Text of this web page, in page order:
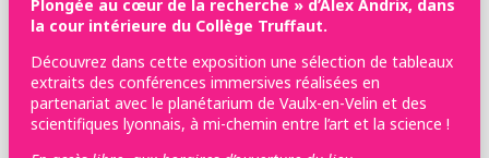
Plongée au cœur de la recherche » d’Alex Andrix, dans
la cour intérieure du Collège Truffaut.
Découvrez dans cette exposition une sélection de tableaux
extraits des conférences immersives réalisées en
partenariat avec le planétarium de Vaulx-en-Velin et des
scientifiques lyonnais, à mi-chemin entre l’art et la science !